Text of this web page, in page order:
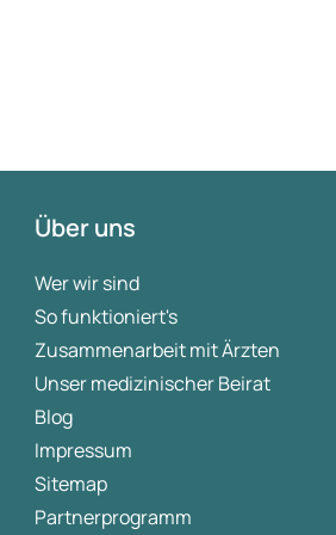
Über uns
Wer wir sind
So funktioniert's
Zusammenarbeit mit Ärzten
Unser medizinischer Beirat
Blog
Impressum
Sitemap
Partnerprogramm